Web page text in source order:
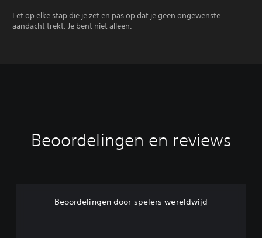
Let op elke stap die je zet en pas op dat je geen ongewenste
aandacht trekt. Je bent niet alleen.
Beoordelingen en reviews
Beoordelingen door spelers wereldwijd